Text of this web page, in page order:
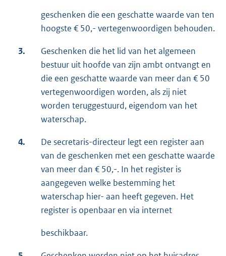
geschenken die een geschatte waarde van ten
hoogste € 50,- vertegenwoordigen behouden.
3.
Geschenken die het lid van het algemeen
bestuur uit hoofde van zijn ambt ontvangt en
die een geschatte waarde van meer dan € 50
vertegenwoordigen worden, als zij niet
worden teruggestuurd, eigendom van het
waterschap.
4.
De secretaris-directeur legt een register aan
van de geschenken met een geschatte waarde
van meer dan € 50,-. In het register is
aangegeven welke bestemming het
waterschap hier- aan heeft gegeven. Het
register is openbaar en via internet
beschikbaar.